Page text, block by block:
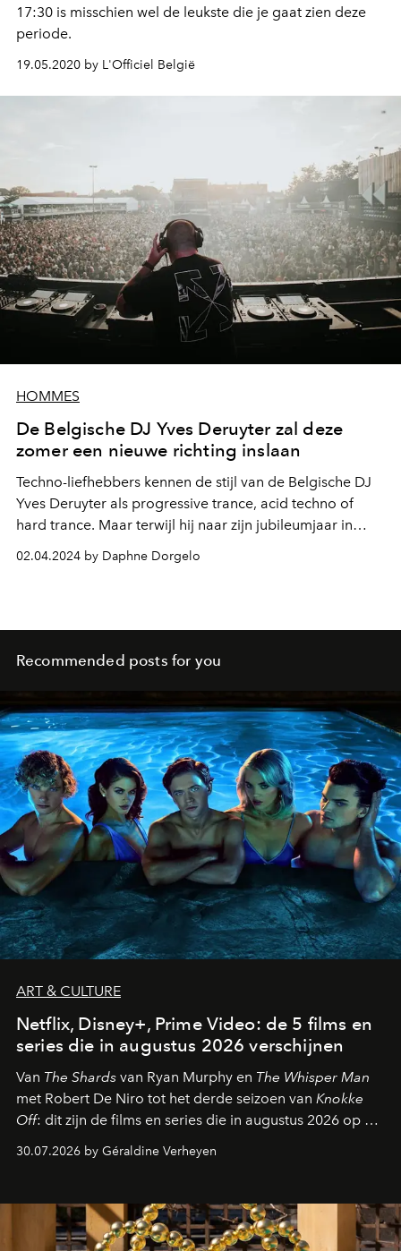
17:30 is misschien wel de leukste die je gaat zien deze
periode.
19.05.2020 by L'Officiel België
HOMMES
De Belgische DJ Yves Deruyter zal deze
zomer een nieuwe richting inslaan
Techno-liefhebbers kennen de stijl van de Belgische DJ
Yves Deruyter als progressive trance, acid techno of
hard trance. Maar terwijl hij naar zijn jubileumjaar in
hem te horen krijgen.
02.04.2024 by Daphne Dorgelo
Recommended posts for you
ART & CULTURE
Netflix, Disney+, Prime Video: de 5 films en
series die in augustus 2026 verschijnen
Van The Shards van Ryan Murphy en The Whisper Man
met Robert De Niro tot het derde seizoen van Knokke
Off: dit zijn de films en series die in augustus 2026 op de
30.07.2026 by Géraldine Verheyen